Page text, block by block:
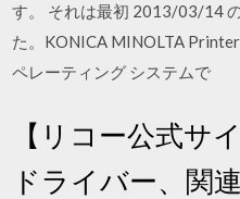
す。 それは最初 2013/03/14
た。KONICA MINOLTA
ペレーティング システムで
【リコー公式サ
ドライバー、関